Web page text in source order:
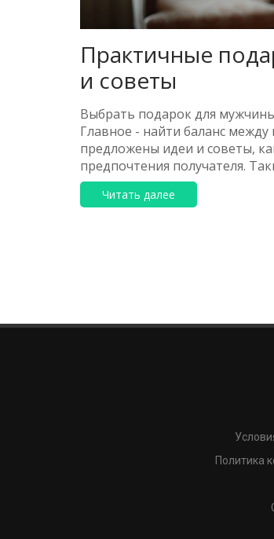
Практичные
и советы
Выбрать подарок для
Главное - найти баланс
предложены идеи и советы,
предпочтения получателя.
ценность, оставляя после
Читать далее
Политика